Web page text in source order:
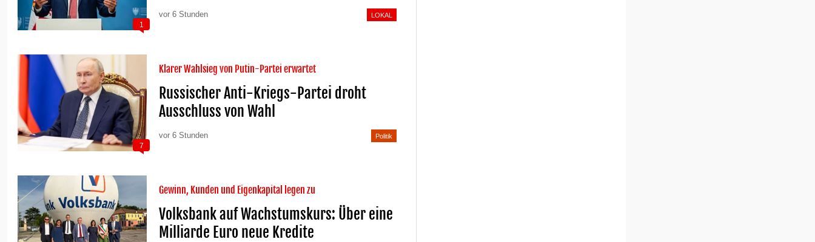
vor 6 Stunden LOKAL
1
Klarer Wahlsieg von Putin-Partei erwartet
Russischer Anti-Kriegs-Partei droht
Ausschluss von Wahl
vor 6 Stunden Politik
7
Gewinn, Kunden und Eigenkapital legen zu
Volksbank auf Wachstumskurs: Über eine
Milliarde Euro neue Kredite